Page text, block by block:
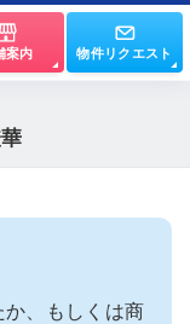
案内 物件リクエスト
、もしくは商